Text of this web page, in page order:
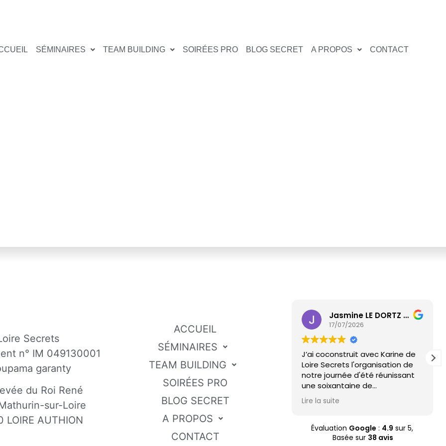
SÉMINAIRES TEAM BUILDING SOIRÉES PRO BLOG SECRET A PROPOS CONTACT
Secrets
n° IM 049130001
garanty
du Roi René
sur-Loire
LOIRE AUTHION
ACCUEIL
SÉMINAIRES
TEAM BUILDING
SOIRÉES PRO
BLOG SECRET
A PROPOS
CONTACT
Jasmine LE DORTZ PESNEAU
17/07/2026
J’ai coconstruit avec Karine de
Loire Secrets l'organisation de
notre journée d'été réunissant
une soixantaine de
collaborateurs.
Dès les premiers échanges,
grande écoute pour
comprendre notre culture
Lire la suite
Évaluation Google : 4.9 sur 5,
Basée sur 38 avis